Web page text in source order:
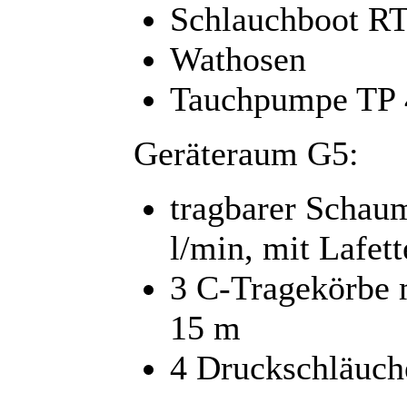
Schlauchboot
Wathosen
Tauchpumpe TP
Geräteraum G5:
tragbarer
l/min, mit
3 C-Tragekörbe
15 m
4